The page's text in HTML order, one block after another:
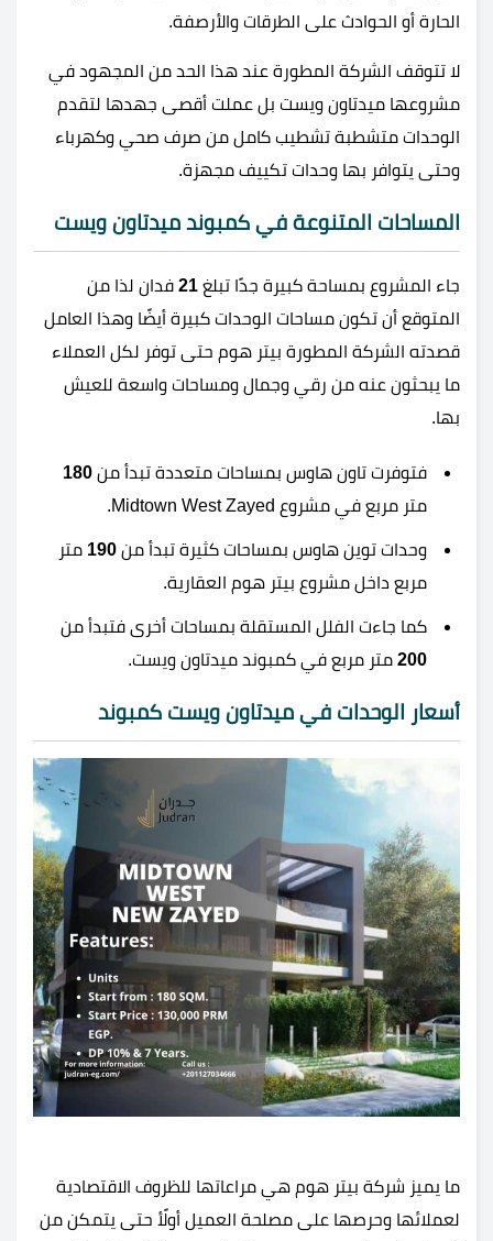
الحارة أو الحوادث على الطرقات والأرصفة.
لا تتوقف الشركة المطورة عند هذا الحد من المجهود في
مشروعها ميدتاون ويست بل عملت أقصى جهدها لتقدم
الوحدات متشطبة تشطيب كامل من صرف صحي وكهرباء
وحتى يتوافر بها وحدات تكييف مجهزة.
المساحات المتنوعة في كمبوند ميدتاون ويست
جاء المشروع بمساحة كبيرة جدًا تبلغ 21 فدان لذا من
المتوقع أن تكون مساحات الوحدات كبيرة أيضًا وهذا العامل
قصدته الشركة المطورة بيتر هوم حتى توفر لكل العملاء
ما يبحثون عنه من رقي وجمال ومساحات واسعة للعيش
بها.
فتوفرت تاون هاوس بمساحات متعددة تبدأ من 180
متر مربع في مشروع Midtown West Zayed.
وحدات توين هاوس بمساحات كثيرة تبدأ من 190 متر
مربع داخل مشروع بيتر هوم العقارية.
كما جاءت الفلل المستقلة بمساحات أخرى فتبدأ من
200 متر مربع في كمبوند ميدتاون ويست.
أسعار الوحدات في ميدتاون ويست كمبوند
ما يميز شركة بيتر هوم هي مراعاتها للظروف الاقتصادية
لعملائها وحرصها على مصلحة العميل أولًأ حتى يتمكن من